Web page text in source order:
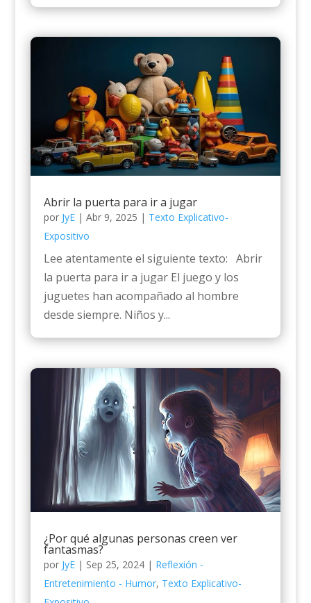
Abrir la puerta para ir a jugar
por JyE| Abr 9, 2025 | Texto Explicativo-
Expositivo
Lee atentamente el siguiente texto: Abrir
la puerta para ir a jugar El juego y los
juguetes han acompañado al hombre
desde siempre. Niños y...
¿Por qué algunas personas creen ver
fantasmas?
por JyE| Sep 25, 2024| Reflexión -
Entretenimiento - Humor, Texto Explicativo-